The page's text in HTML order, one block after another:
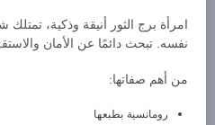
امرأة برج الثور أنيقة وذكية،
نفسه. تبحث دائمًا عن الأمان
من أهم صفاتها:
رومانسية بطبعها